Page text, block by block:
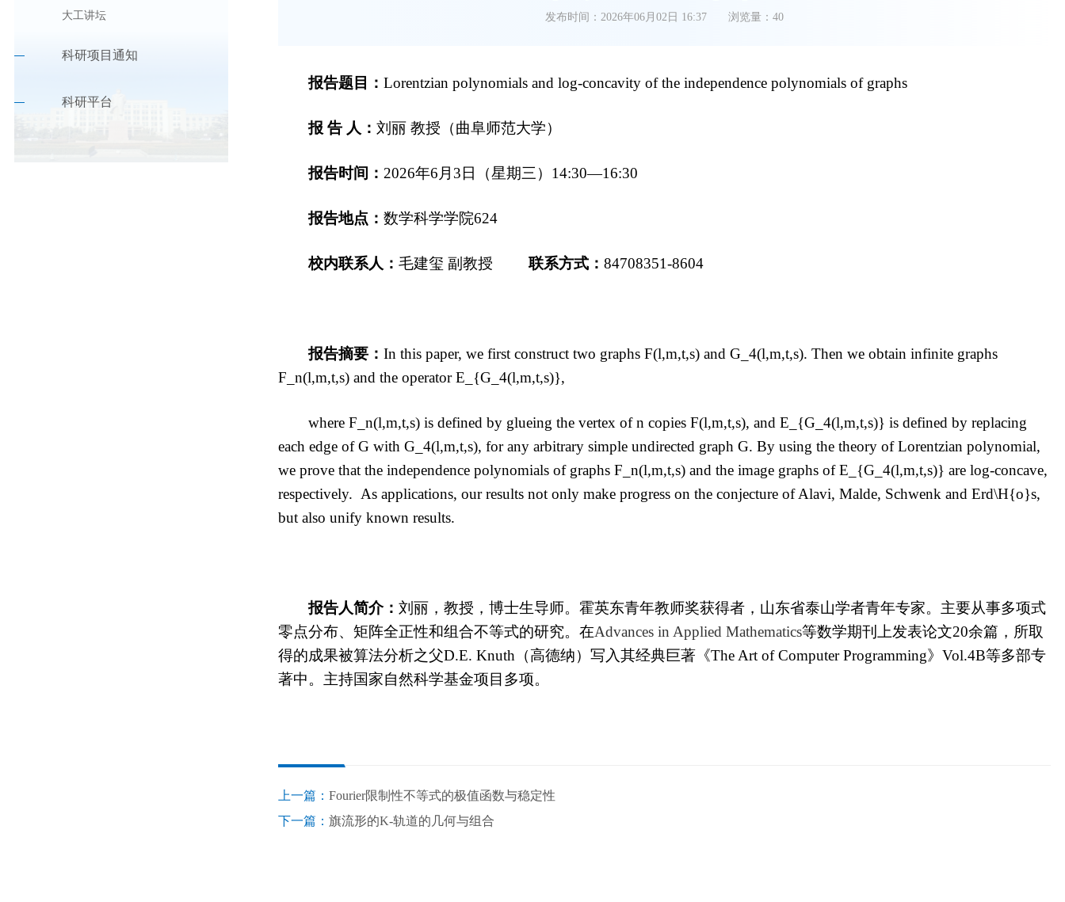
大工讲坛
科研项目通知
科研平台
发布时间：2026年06月02日 16:37 浏览量： 40
报告题目： Lorentzian polynomials and log-concavity of the independence polynomials of graphs
报 告 人： 刘丽 教授（曲阜师范大学）
报告时间： 2026年6 月 3 日（星期三 ） 14:30—16:30
报告地点： 数学科学学院624
校内联系人： 毛建玺 副教授 联系方式： 84708351-8604
报告摘要： In this paper, we first construct two graphs F(l,m,t,s) and G_4(l,m,t,s). Then we obtain infinite graphs
F_n(l,m,t,s) and the operator E_{G_4(l,m,t,s)},
where F_n(l,m,t,s) is defined by glueing the vertex of n copies F(l,m,t,s), and E_{G_4(l,m,t,s)} is defined by replacing
each edge of G with G_4(l,m,t,s), for any arbitrary simple undirected graph G. By using the theory of Lorentzian polynomial,
we prove that the independence polynomials of graphs F_n(l,m,t,s) and the image graphs of E_{G_4(l,m,t,s)} are log-concave,
respectively. As applications, our results not only make progress on the conjecture of Alavi, Malde, Schwenk and Erd\H{o}s,
but also unify known results.
报告人简介： 刘丽，教授，博士生导师。霍英东青年教师奖获得者，山东省泰山学者青年专家。主要从事多项式
零点分布、矩阵全正性和组合不等式的研究。在Advances in Applied Mathematics等数学期刊上发表论文20余篇，所取
得的成果被算法分析之父D.E. Knuth （高德纳）写入其经典巨著《The Art of Computer Programming》 Vol.4B等多部专
著中。主持国家自然科学基金项目多项。
上一篇： Fourier限制性不等式的极值函数与稳定性
下一篇： 旗流形的K-轨道的几何与组合